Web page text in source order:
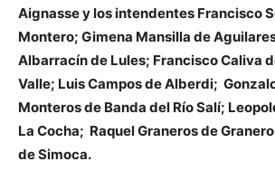
Aignasseylos intendentes Francisco
Montero; Gimena Mansilla de
Albarracínde Lules; Francisco Caliva
Valle; Luis Camposde Alberdi;
Monterosde Banda del Río Salí;
La Cocha; Raquel Granerosde
de Simoca.